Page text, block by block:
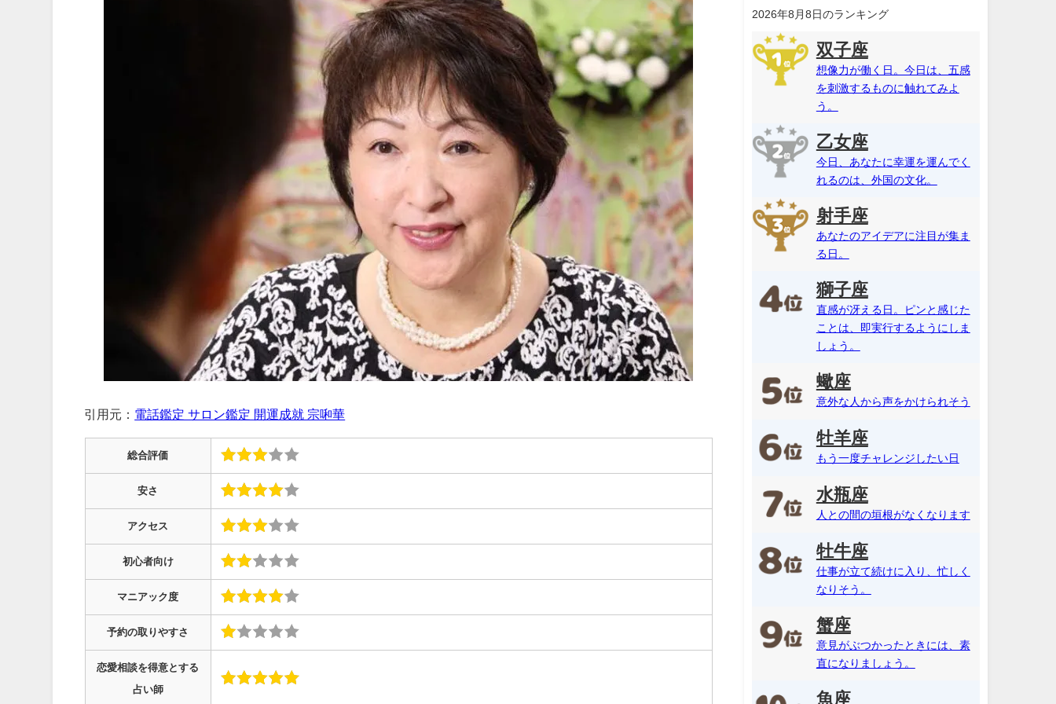
引用元： 電話鑑定 サロン鑑定 開運成就 宗啝華
総合評価
安さ
アクセス
初心者向け
マニアック度
予約の取りやすさ
恋愛相談を得意とする
占い師
2026年8月8日のランキング
双子座
想像力が働く日。今日は、五感
を刺激するものに触れてみよ
う。
乙女座
今日、あなたに幸運を運んでく
れるのは、外国の文化。
射手座
あなたのアイデアに注目が集ま
る日。
獅子座
直感が冴える日。ピンと感じた
ことは、即実行するようにしま
しょう。
蠍座
意外な人から声をかけられそう
牡羊座
もう一度チャレンジしたい日
水瓶座
人との間の垣根がなくなります
牡牛座
仕事が立て続けに入り、忙しく
なりそう。
蟹座
意見がぶつかったときには、素
直になりましょう。
魚座